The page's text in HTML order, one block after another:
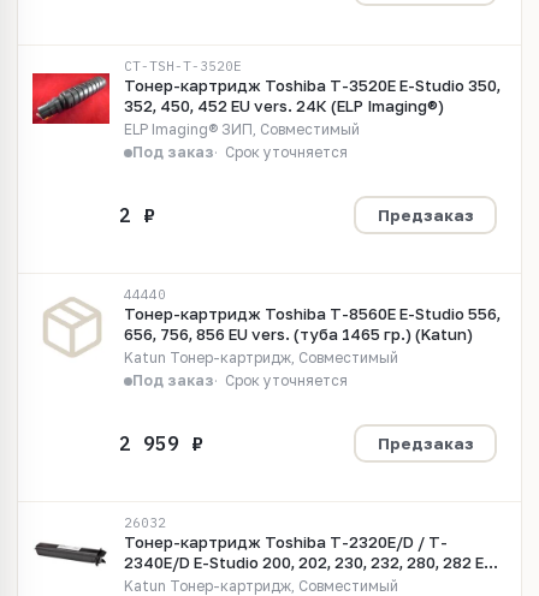
CT-TSH-T-3520E
Тонер-картридж Toshiba T-3520E E-Studio 350,
352, 450, 452 EU vers. 24К (ELP Imaging®)
ELP Imaging® ЗИП, Совместимый
Под заказ
Срок уточняется
Предзаказ
44440
Тонер-картридж Toshiba T-8560E E-Studio 556,
656, 756, 856 EU vers. (туба 1465 гр.) (Katun)
Katun Тонер-картридж, Совместимый
Под заказ
Срок уточняется
Предзаказ
26032
Тонер-картридж Toshiba T-2320E/D / T-
2340E/D E-Studio 200, 202, 230, 232, 280, 282 EU,
ASIA vers. (туба 675 гр.) (Katun)
Katun Тонер-картридж, Совместимый